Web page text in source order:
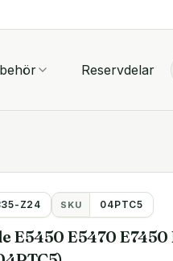
Reservdelar
Z24 SKU 04PTC5
E5450 E5470 E7450